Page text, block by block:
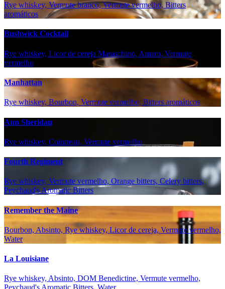
Rye whiskey, Vermute branco, Vermute vermelho, Bitters
aromáticos
Bushwick Cocktail
Rye whiskey, Licor de cereja Maraschino, Amaro, Vermute
vermelho
Manhattan
Rye whiskey, Bourbon, Vermute vermelho, Bitters aromáticos
Ann Sheridan
Rye whiskey, Cointreau, Vermute vermelho
Fourth Regiment
Rye whiskey, Vermute vermelho, Orange bitters, Celery bitters,
Peychaud's Aromatic Bitters
Remember the Maine
Bourbon, Absinto, Rye whiskey, Licor de cereja, Vermute vermelho,
Water
La Louisiane
Rye whiskey, Absinto, DOM Benedictine, Vermute vermelho,